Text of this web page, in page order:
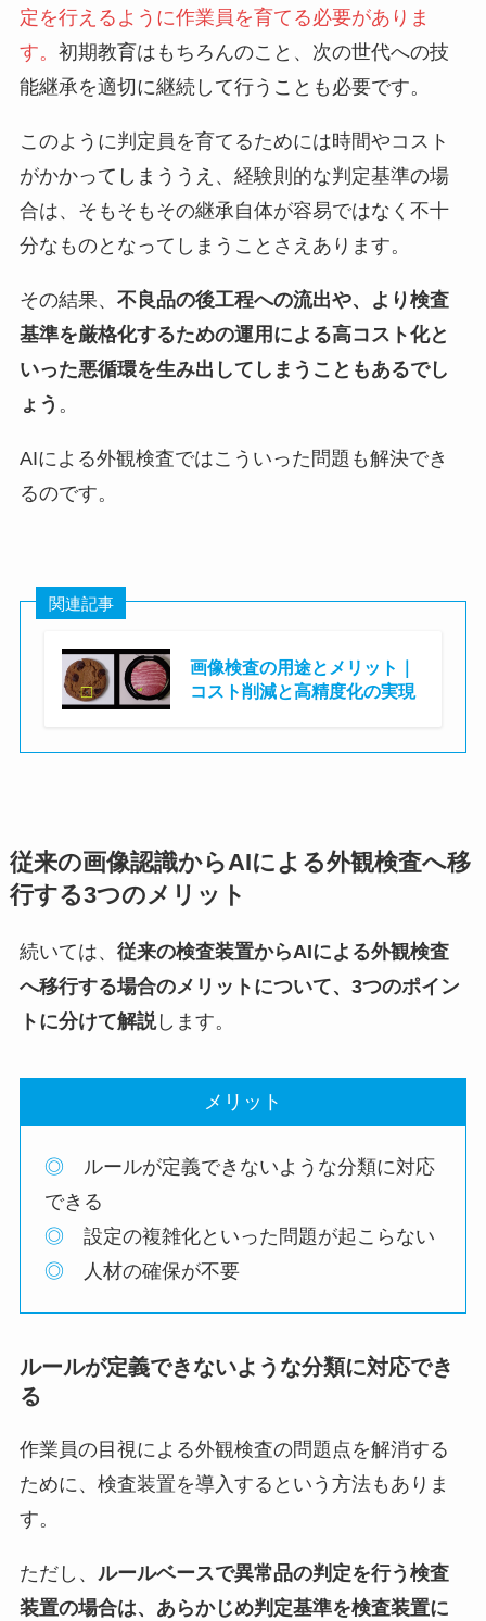
定を行えるように作業員を育てる必要がありま
す。 初期教育はもちろんのこと、次の世代への技
能継承を適切に継続して行うことも必要です。
このように判定員を育てるためには時間やコスト
がかかってしまううえ、経験則的な判定基準の場
合は、そもそもその継承自体が容易ではなく不十
分なものとなってしまうことさえあります。
その結果、 不良品の後工程への流出や、より検査
基準を厳格化するための運用による高コスト化と
いった悪循環を生み出してしまうこともあるでし
ょう 。
AIによる外観検査ではこういった問題も解決でき
るのです。
関連記事
画像検査の用途とメリット｜
コスト削減と高精度化の実現
従来の画像認識からAIによる外観検査へ移
行する3つのメリット
続いては、 従来の検査装置からAIによる外観検査
へ移行する場合のメリットについて、3つのポイン
トに分けて解説します。
メリット
◎ ルールが定義できないような分類に対応
できる
◎ 設定の複雑化といった問題が起こらない
◎ 人材の確保が不要
ルールが定義できないような分類に対応でき
る
作業員の目視による外観検査の問題点を解消する
ために、検査装置を導入するという方法もありま
す。
ただし、 ルールベースで異常品の判定を行う検査
装置の場合は、あらかじめ判定基準を検査装置に